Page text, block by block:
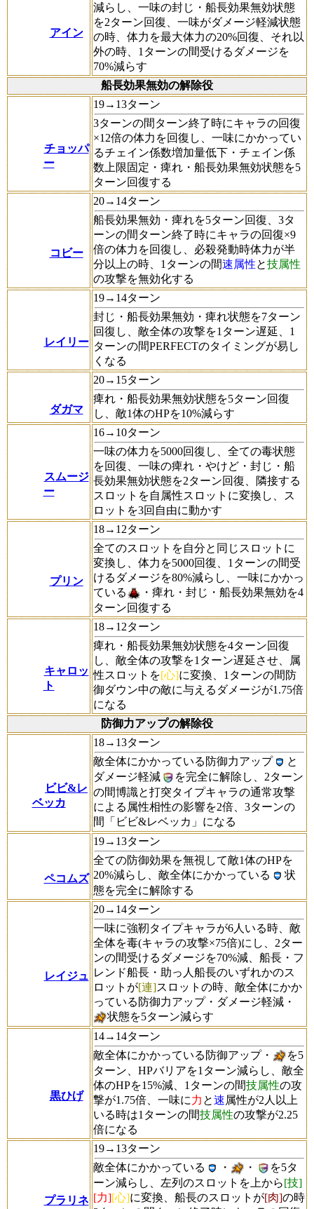
アイン
減らし、一味の封じ・船長効果無効状態
を2ターン回復、一味がダメージ軽減状態
の時、体力を最大体力の20%回復、それ以
外の時、1ターンの間受けるダメージを
70%減らす
船長効果無効の解除役
チョッパ
ー
19→13ターン
3ターンの間ターン終了時にキャラの回復
×12倍の体力を回復し、一味にかかってい
るチェイン係数増加量低下・チェイン係
数上限固定・痺れ・船長効果無効状態を5
ターン回復する
コビー
20→14ターン
船長効果無効・痺れを5ターン回復、3タ
ーンの間ターン終了時にキャラの回復×9
倍の体力を回復し、必殺発動時体力が半
分以上の時、1ターンの間速属性と技属性
の攻撃を無効化する
レイリー
19→14ターン
封じ・船長効果無効・痺れ状態を7ターン
回復し、敵全体の攻撃を1ターン遅延、1
ターンの間PERFECTのタイミングが易し
くなる
ダガマ
20→15ターン
痺れ・船長効果無効状態を5ターン回復
し、敵1体のHPを10%減らす
スムージ
ー
16→10ターン
一味の体力を5000回復し、全ての毒状態
を回復、一味の痺れ・やけど・封じ・船
長効果無効状態を2ターン回復、隣接する
スロットを自属性スロットに変換し、ス
ロットを3回自由に動かす
プリン
18→12ターン
全てのスロットを自分と同じスロットに
変換し、体力を5000回復、1ターンの間受
けるダメージを80%減らし、一味にかかっ
ている
・痺れ・封じ・船長効果無効を4
ターン回復する
キャロッ
ト
18→12ターン
痺れ・船長効果無効状態を4ターン回復
し、敵全体の攻撃を1ターン遅延させ、属
性スロットを[心]に変換、1ターンの間防
御ダウン中の敵に与えるダメージが1.75倍
になる
防御力アップの解除役
ビビ&レ
ベッカ
18→13ターン
敵全体にかかっている防御力アップ
と
ダメージ軽減
を完全に解除し、2ターン
の間博識と打突タイプキャラの通常攻撃
による属性相性の影響を2倍、3ターンの
間「ビビ&レベッカ」になる
ペコムズ
19→13ターン
全ての防御効果を無視して敵1体のHPを
20%減らし、敵全体にかかっている
状
態を完全に解除する
レイジュ
20→14ターン
一味に強靭タイプキャラが6人いる時、敵
全体を毒(キャラの攻撃×75倍)にし、2ター
ンの間受けるダメージを70%減、船長・フ
レンド船長・助っ人船長のいずれかのス
ロットが[連]スロットの時、敵全体にかか
っている防御力アップ・ダメージ軽減・
状態を5ターン減らす
黒ひげ
14→14ターン
敵全体にかかっている防御アップ・
を5
ターン、HPバリアを1ターン減らし、敵全
体のHPを15%減、1ターンの間技属性の攻
撃が1.75倍、一味に力 と速属性が2人以上
いる時は1ターンの間技属性の攻撃が2.25
倍になる
プラリネ
19→13ターン
敵全体にかかっている
・ ・
を5タ
ーン減らし、左列のスロットを上から[技]
[力][心]に変換、船長のスロットが[肉]の時